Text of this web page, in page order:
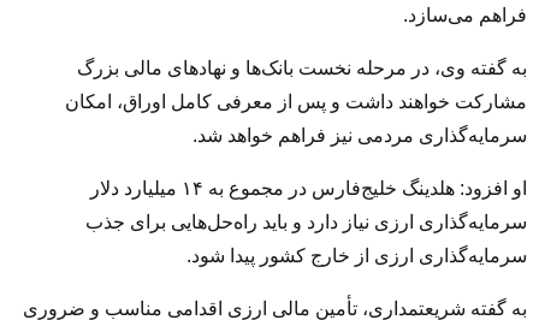
فراهم می‌سازد.
به گفته وی، در مرحله نخست بانک‌ها و نهادهای مالی بزرگ
مشارکت خواهند داشت و پس از معرفی کامل اوراق، امکان
سرمایه‌گذاری مردمی نیز فراهم خواهد شد.
او افزود: هلدینگ خلیج‌فارس در مجموع به ۱۴ میلیارد دلار
سرمایه‌گذاری ارزی نیاز دارد و باید راه‌حل‌هایی برای جذب
سرمایه‌گذاری ارزی از خارج کشور پیدا شود.
به گفته شریعتمداری، تأمین مالی ارزی اقدامی مناسب و ضروری